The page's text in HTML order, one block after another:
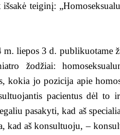
teiginį:
liepos 3 d. publikuotame
žodžiai:
kokia jo pozicija apie
pacientus dėl to
pasakyti, kad aš
kad aš konsultuoju, –